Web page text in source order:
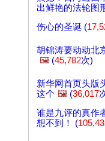
出鲜艳的法轮图
伤心的圣诞 (
胡锦涛要动动北
🖼️ (45,782次)
新华网首页头版
这个 🖼️ (36,017
谁是九评的真作
想不到！ (